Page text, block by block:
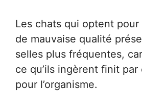
Les chats qui optent
de mauvaise qualité
selles plus fréquentes,
ce qu’ils ingèrent finit
pour l’organisme.